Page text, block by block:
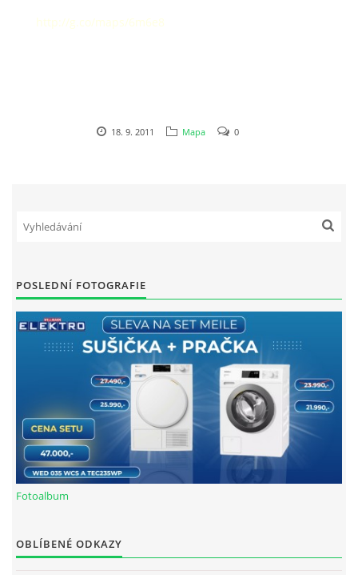
MIELE SPECIÁLNÍ AKCE
http://g.co/maps/6m6e8
18. 9. 2011 Mapa 0
POSLEDNÍ FOTOGRAFIE
Fotoalbum
OBLÍBENÉ ODKAZY